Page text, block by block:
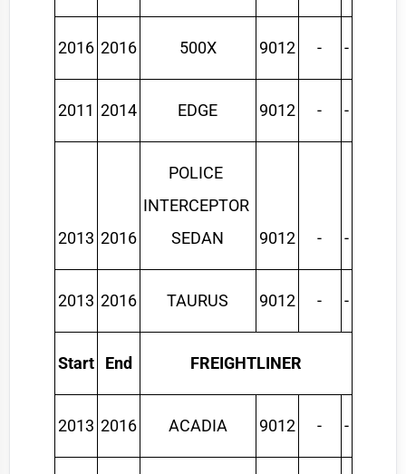
2016 2016 500X 9012 - -
2011 2014 EDGE 9012 - -
2013 2016
POLICE
INTERCEPTOR
SEDAN
9012 - -
2013 2016 TAURUS 9012 - -
Start End FREIGHTLINER
2013 2016 ACADIA 9012 - -